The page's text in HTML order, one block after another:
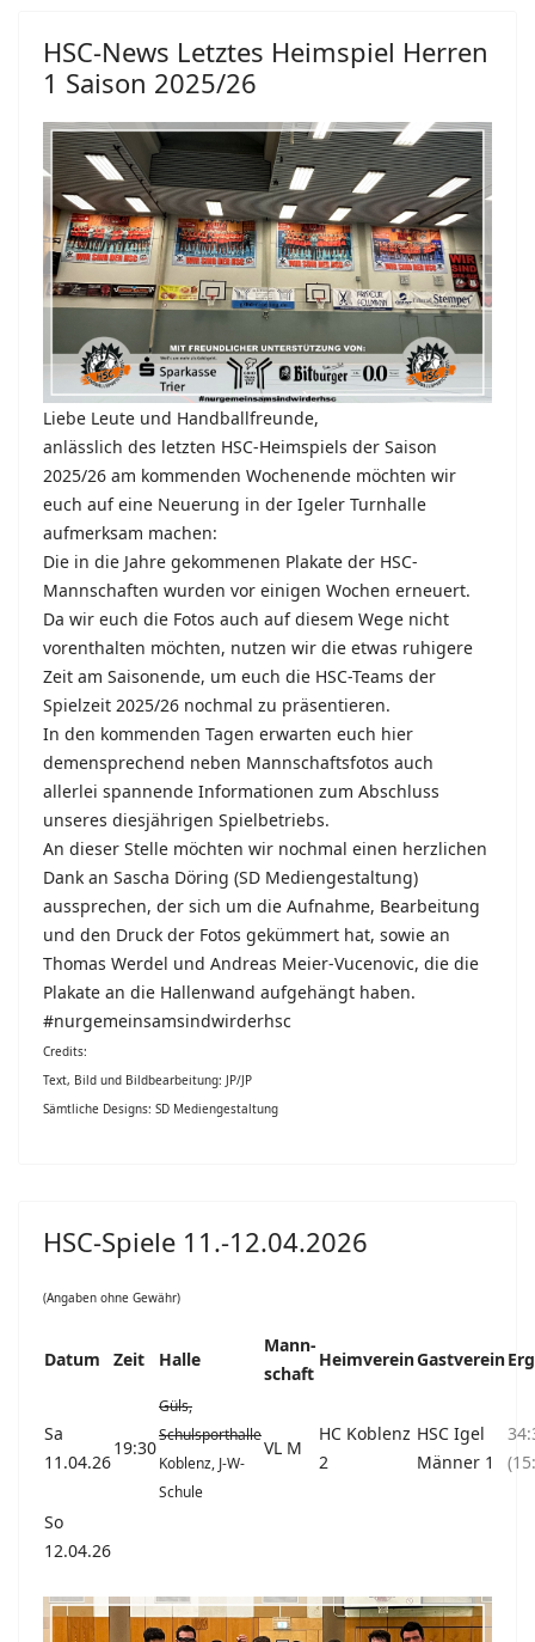
HSC-News Letztes Heimspiel Herren
1 Saison 2025/26
Liebe Leute und Handballfreunde,
anlässlich des letzten HSC-Heimspiels der Saison
2025/26 am kommenden Wochenende möchten wir
euch auf eine Neuerung in der Igeler Turnhalle
aufmerksam machen:
Die in die Jahre gekommenen Plakate der HSC-
Mannschaften wurden vor einigen Wochen erneuert.
Da wir euch die Fotos auch auf diesem Wege nicht
vorenthalten möchten, nutzen wir die etwas ruhigere
Zeit am Saisonende, um euch die HSC-Teams der
Spielzeit 2025/26 nochmal zu präsentieren.
In den kommenden Tagen erwarten euch hier
demensprechend neben Mannschaftsfotos auch
allerlei spannende Informationen zum Abschluss
unseres diesjährigen Spielbetriebs.
An dieser Stelle möchten wir nochmal einen herzlichen
Dank an Sascha Döring (SD Mediengestaltung)
aussprechen, der sich um die Aufnahme, Bearbeitung
und den Druck der Fotos gekümmert hat, sowie an
Thomas Werdel und Andreas Meier-Vucenovic, die die
Plakate an die Hallenwand aufgehängt haben.
#nurgemeinsamsindwirderhsc
Credits:
Text, Bild und Bildbearbeitung: JP/JP
Sämtliche Designs: SD Mediengestaltung
HSC-Spiele 11.-12.04.2026
(Angaben ohne Gewähr)
Datum Zeit Halle
Mann-
schaft
HeimvereinGastverein
Sa
11.04.26
19:30
Güls,
Schulsporthalle
Koblenz, J-W-
Schule
VL M
HC Koblenz
2
HSC Igel
Männer 1
So
12.04.26